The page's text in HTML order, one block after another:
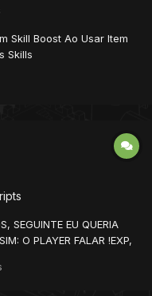
Skill Boost Ao Usar Item
Skills
algo parecido porem
SEGUINTE EU QUERIA
O PLAYER FALAR !EXP,
RECEBENDO POR 20